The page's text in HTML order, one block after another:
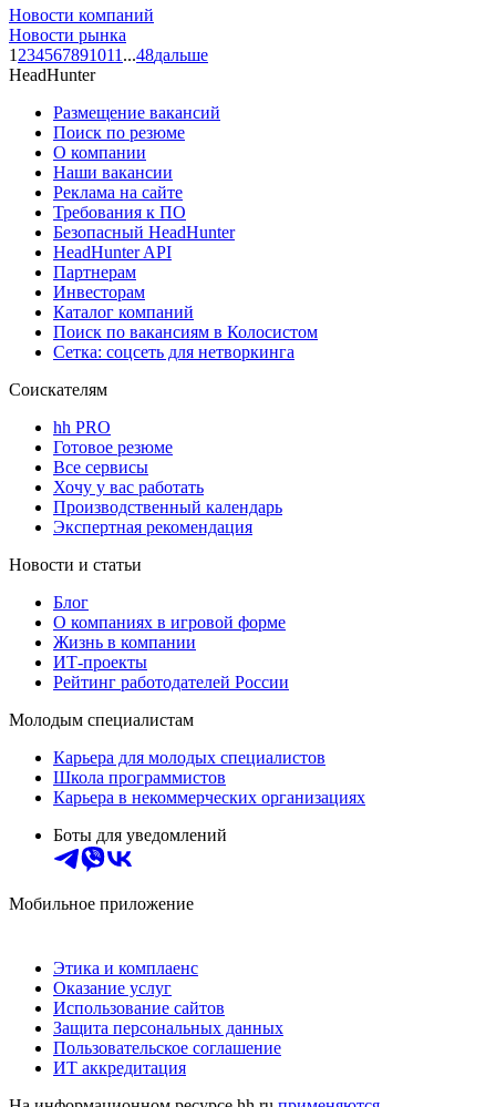
Новости компаний
Новости рынка
1 234567891011 ...48дальше
HeadHunter
Размещение вакансий
Поиск по резюме
О компании
Наши вакансии
Реклама на сайте
Требования к ПО
Безопасный HeadHunter
HeadHunter API
Партнерам
Инвесторам
Каталог компаний
Поиск по вакансиям в Колосистом
Сетка: соцсеть для нетворкинга
Соискателям
hh PRO
Готовое резюме
Все сервисы
Хочу у вас работать
Производственный календарь
Экспертная рекомендация
Новости и статьи
Блог
О компаниях в игровой форме
Жизнь в компании
ИТ-проекты
Рейтинг работодателей России
Молодым специалистам
Карьера для молодых специалистов
Школа программистов
Карьера в некоммерческих организациях
Боты для уведомлений
Мобильное приложение
Этика и комплаенс
Оказание услуг
Использование сайтов
Защита персональных данных
Пользовательское соглашение
ИТ аккредитация